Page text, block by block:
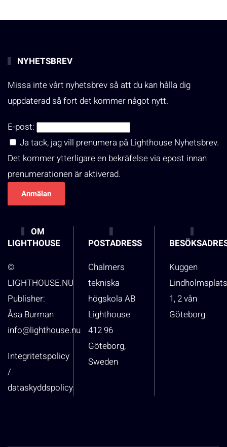
NYHETSBREV
Missa inte vårt nyhetsbrev så att du kan hålla dig
uppdaterad så fort det kommer något nytt.
E-post:
Ja tack, jag vill prenumera på Lighthouse Nyhetsbrev.
Det kommer ytterligare en bekräfelse via epost innan
prenumerationen är aktiverad.
OM
LIGHTHOUSE
©
LIGHTHOUSE.NU
Publisher:
Åsa Burman
info@lighthouse.nu
Integritetspolicy
/
dataskyddspolicy
POSTADRESS
Chalmers
tekniska
högskola AB
Lighthouse
412 96
Göteborg,
Sweden
Kuggen
1, 2 vån
Göteborg